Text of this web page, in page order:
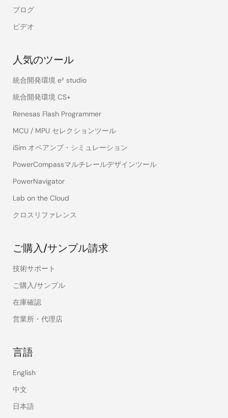
ブログ
ビデオ
人気のツール
統合開発環境 e² studio
統合開発環境 CS+
Renesas Flash Programmer
MCU / MPU セレクションツール
iSim オペアンプ・シミュレーション
PowerCompassマルチレールデザインツール
PowerNavigator
Lab on the Cloud
クロスリファレンス
ご購入/サンプル請求
技術サポート
ご購入/サンプル
在庫確認
営業所・代理店
言語
English
中文
日本語